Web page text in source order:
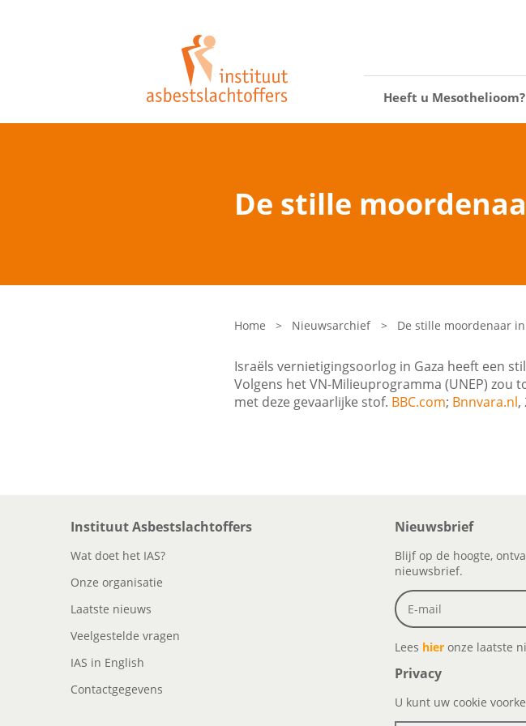
Heeft u Mesothelioom?
De stille
Home > Nieuwsarchief > De stille moordenaar
Israëls vernietigingsoorlog in Gaza heeft een
Volgens het VN-Milieuprogramma (UNEP) zou
met deze gevaarlijke stof. BBC.com; Bnnvara.nl,
Instituut Asbestslachtoffers
Wat doet het IAS?
Onze organisatie
Laatste nieuws
Veelgestelde vragen
IAS in English
Contactgegevens
Nieuwsbrief
Blijf op de hoogte,
nieuwsbrief.
Lees hier onze laatste
Privacy
U kunt uw cookie